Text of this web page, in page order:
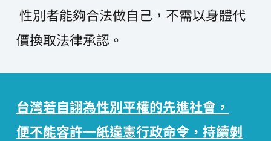
價換取法律承認。
台灣若自詡為性別平權的先進社會，
便不能容許一紙違憲行政命令，持續剝